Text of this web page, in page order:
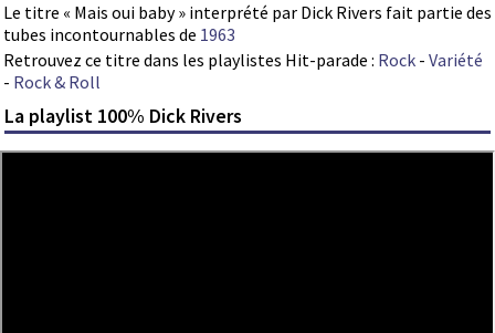
Le titre « Mais oui baby » interprété par Dick Rivers fait partie des
tubes incontournables de 1963
Retrouvez ce titre dans les playlistes Hit-parade : Rock - Variété
- Rock & Roll
La playlist 100% Dick Rivers